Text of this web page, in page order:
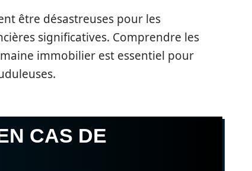
être désastreuses pour les
significatives. Comprendre les
immobilier est essentiel pour
CAS DE